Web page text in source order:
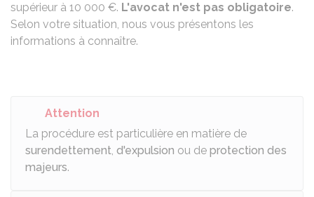
supérieur à 10 000 €. L'avocat n'est pas obligatoire.
Selon votre situation, nous vous présentons les
informations à connaître.
Attention
La procédure est particulière en matière de
surendettement, d'expulsion ou de protection des
majeurs.